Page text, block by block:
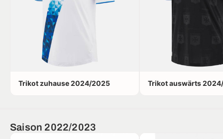
Trikot zuhause 2024/2025 Trikot auswärts
Saison 2022/2023